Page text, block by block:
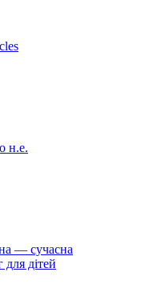
н.е.
— сучасна
дітей